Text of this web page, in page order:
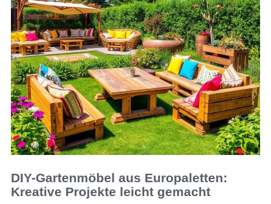
DIY-Gartenmöbel aus Europaletten:
Kreative Projekte leicht gemacht